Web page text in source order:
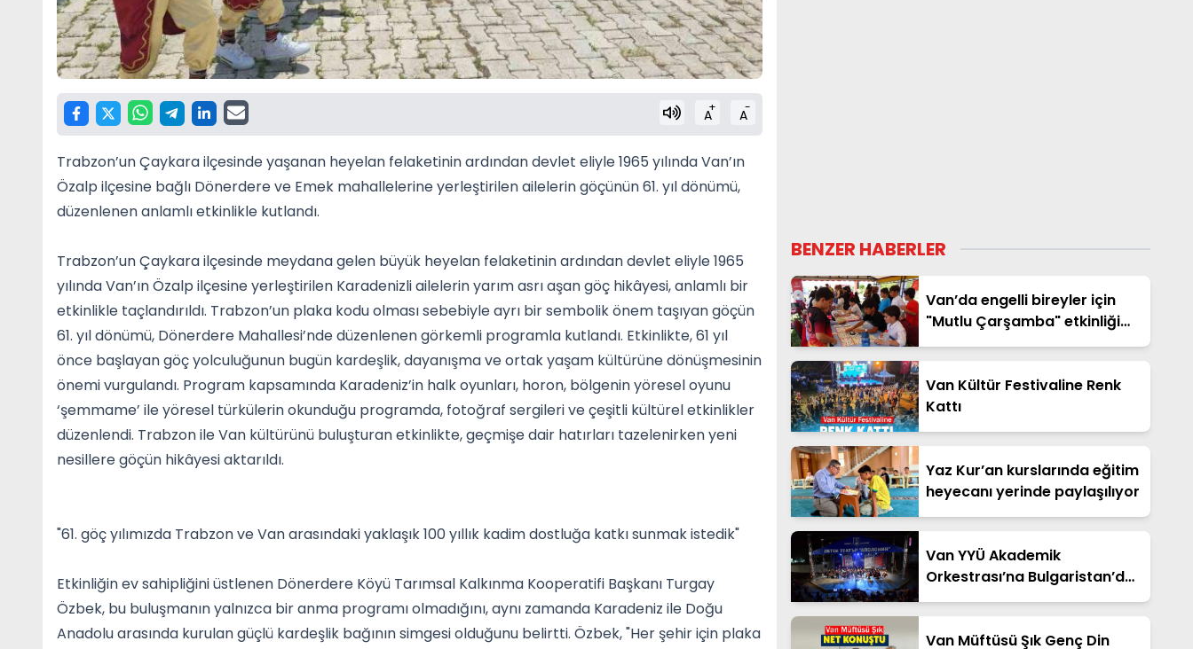
A+ A-
Trabzon’un Çaykara ilçesinde yaşanan heyelan felaketinin ardından devlet eliyle 1965 yılında Van’ın
Özalp ilçesine bağlı Dönerdere ve Emek mahallelerine yerleştirilen ailelerin göçünün 61. yıl dönümü,
düzenlenen anlamlı etkinlikle kutlandı.
Trabzon’un Çaykara ilçesinde meydana gelen büyük heyelan felaketinin ardından devlet eliyle 1965
yılında Van’ın Özalp ilçesine yerleştirilen Karadenizli ailelerin yarım asrı aşan göç hikâyesi, anlamlı bir
etkinlikle taçlandırıldı. Trabzon’un plaka kodu olması sebebiyle ayrı bir sembolik önem taşıyan göçün
61. yıl dönümü, Dönerdere Mahallesi’nde düzenlenen görkemli programla kutlandı. Etkinlikte, 61 yıl
önce başlayan göç yolculuğunun bugün kardeşlik, dayanışma ve ortak yaşam kültürüne dönüşmesinin
önemi vurgulandı. Program kapsamında Karadeniz’in halk oyunları, horon, bölgenin yöresel oyunu
‘şemmame’ ile yöresel türkülerin okunduğu programda, fotoğraf sergileri ve çeşitli kültürel etkinlikler
düzenlendi. Trabzon ile Van kültürünü buluşturan etkinlikte, geçmişe dair hatırları tazelenirken yeni
nesillere göçün hikâyesi aktarıldı.
"61. göç yılımızda Trabzon ve Van arasındaki yaklaşık 100 yıllık kadim dostluğa katkı sunmak istedik"
Etkinliğin ev sahipliğini üstlenen Dönerdere Köyü Tarımsal Kalkınma Kooperatifi Başkanı Turgay
Özbek, bu buluşmanın yalnızca bir anma programı olmadığını, aynı zamanda Karadeniz ile Doğu
Anadolu arasında kurulan güçlü kardeşlik bağının simgesi olduğunu belirtti. Özbek, "Her şehir için plaka
BENZER HABERLER
Van’da engelli bireyler için
"Mutlu Çarşamba" etkinliği
düzenlendi
Van Kültür Festivaline Renk
Kattı
Yaz Kur’an kurslarında eğitim
heyecanı yerinde paylaşılıyor
Van YYÜ Akademik
Orkestrası’na Bulgaristan’dan
ödül
Van Müftüsü Şık Genç Din